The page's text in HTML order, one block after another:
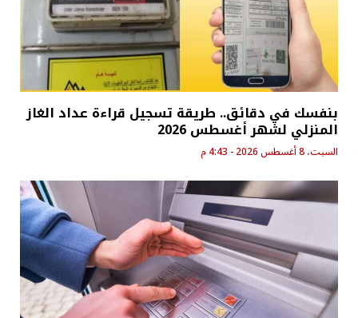
بنفسك في دقائق.. طريقة تسجيل قراءة عداد الغاز
المنزلي لشهر أغسطس 2026
السبت، 8 أغسطس 2026 - 4:43 م